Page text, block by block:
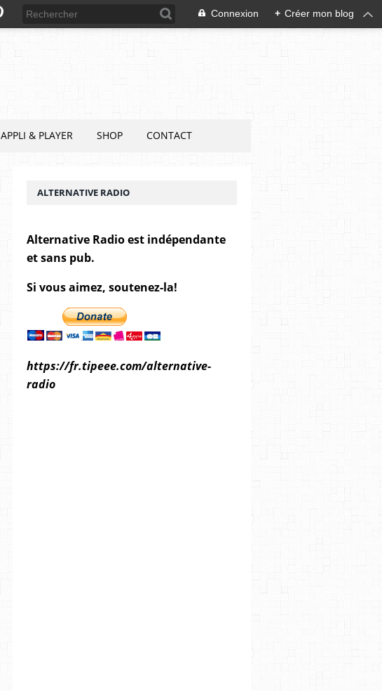
Connexion + Créer mon blog
APPLI & PLAYER SHOP CONTACT
ALTERNATIVE RADIO
Alternative Radio est indépendante
et sans pub.
Si vous aimez, soutenez-la!
https://fr.tipeee.com/alternative-
radio